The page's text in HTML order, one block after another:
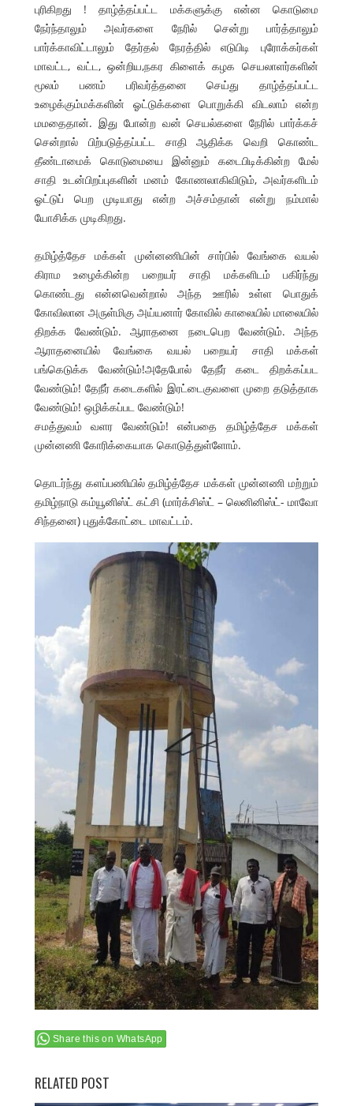
புரிகிறது ! தாழ்த்தப்பட்ட மக்களுக்கு என்ன கொடுமை
நேர்ந்தாலும் அவர்களை நேரில் சென்று பார்த்தாலும்
பார்க்காவிட்டாலும் தேர்தல் நேரத்தில் எடுபிடி புரோக்கர்கள்
மாவட்ட, வட்ட, ஒன்றிய,நகர கிளைக் கழக செயலாளர்களின்
மூலம் பணம் பரிவர்த்தனை செய்து தாழ்த்தப்பட்ட
உழைக்கும்மக்களின் ஓட்டுக்களை பொறுக்கி விடலாம் என்ற
மமதைதான். இது போன்ற வன் செயல்களை நேரில் பார்க்கச்
சென்றால் பிற்படுத்தப்பட்ட சாதி ஆதிக்க வெறி கொண்ட
தீண்டாமைக் கொடுமையை இன்னும் கடைபிடிக்கின்ற மேல்
சாதி உடன்பிறப்புகளின் மனம் கோணலாகிவிடும், அவர்களிடம்
ஓட்டுப் பெற முடியாது என்ற அச்சம்தான் என்று நம்மால்
யோசிக்க முடிகிறது.
தமிழ்த்தேச மக்கள் முன்னணியின் சார்பில் வேங்கை வயல்
கிராம உழைக்கின்ற பறையர் சாதி மக்களிடம் பகிர்ந்து
கொண்டது என்னவென்றால் அந்த ஊரில் உள்ள பொதுக்
கோவிலான அருள்மிகு அய்யனார் கோவில் காலையில் மாலையில்
திறக்க வேண்டும். ஆராதனை நடைபெற வேண்டும். அந்த
ஆராதனையில் வேங்கை வயல் பறையர் சாதி மக்கள்
பங்கெடுக்க வேண்டும்!அதேபோல் தேநீர் கடை திறக்கப்பட
வேண்டும்! தேநீர் கடைகளில் இரட்டைகுவளை முறை தடுத்தாக
வேண்டும்! ஒழிக்கப்பட வேண்டும்!
சமத்துவம் வளர வேண்டும்! என்பதை தமிழ்த்தேச மக்கள்
முன்னணி கோரிக்கையாக கொடுத்துள்ளோம்.
தொடர்ந்து களப்பணியில் தமிழ்த்தேச மக்கள் முன்னணி மற்றும்
தமிழ்நாடு கம்யூனிஸ்ட் கட்சி (மார்க்சிஸ்ட் – லெனினிஸ்ட்- மாவோ
சிந்தனை) புதுக்கோட்டை மாவட்டம்.
Share this on WhatsApp
RELATED POST